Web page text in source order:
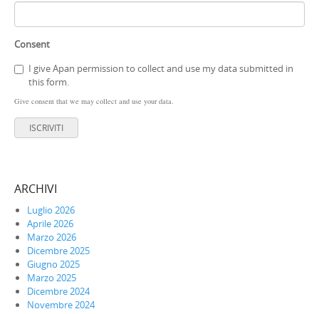
Consent
I give Apan permission to collect and use my data submitted in
this form.
Give consent that we may collect and use your data.
ISCRIVITI
ARCHIVI
Luglio 2026
Aprile 2026
Marzo 2026
Dicembre 2025
Giugno 2025
Marzo 2025
Dicembre 2024
Novembre 2024